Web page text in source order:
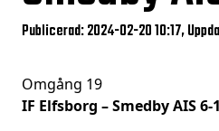
Publicerad: 2024-02-20 10:17,
Omgång 19
IF Elfsborg – Smedby AIS 6-